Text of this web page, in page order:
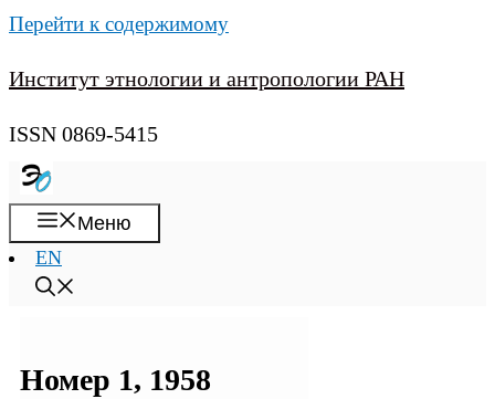
Перейти к содержимому
Институт этнологии и антропологии РАН
ISSN 0869-5415
Меню
EN
Номер 1, 1958